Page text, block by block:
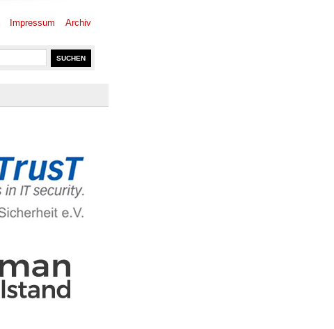
Impressum Archiv